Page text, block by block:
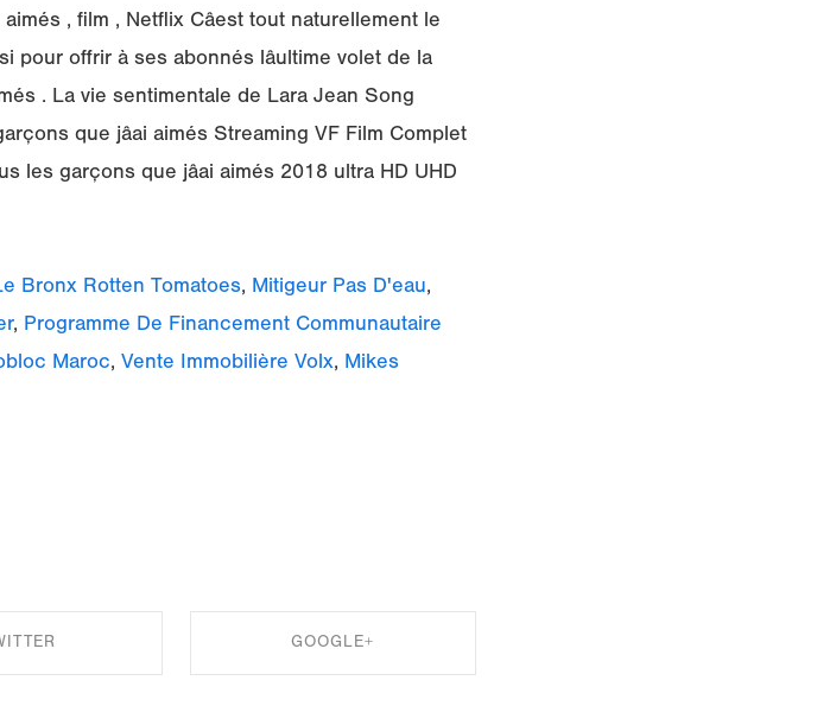
, film , Netflix Câest tout naturellement le
offrir à ses abonnés lâultime volet de la
. La vie sentimentale de Lara Jean Song
que jâai aimés Streaming VF Film Complet
les garçons que jâai aimés 2018 ultra HD UHD
Bronx Rotten Tomatoes, Mitigeur Pas D'eau,
, Programme De Financement Communautaire
Maroc, Vente Immobilière Volx, Mikes
GOOGLE+